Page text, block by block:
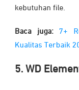
kebutuhan file.
Baca juga: 7+
Kualitas Terbaik
5. WD